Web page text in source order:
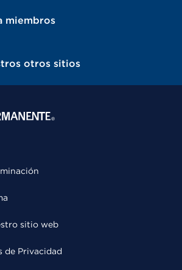
miembros
otros sitios
sitio web
de Privacidad